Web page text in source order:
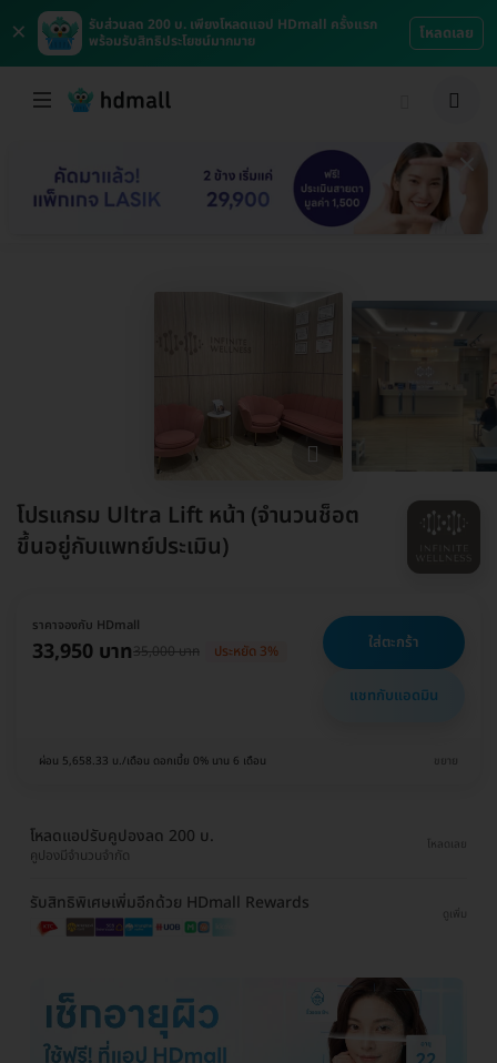
×
รับส่วนลด 200 บ. เพียงโหลดแอป HDmall ครั้งแรก
พร้อมรับสิทธิประโยชน์มากมาย
โหลดเลย
โปรแกรม Ultra Lift หน้า (จำนวนช็อต
ขึ้นอยู่กับแพทย์ประเมิน)
ราคาจองกับ HDmall
33,950 บาท35,000 บาท ประหยัด 3% ใส่ตะกร้า
แชทกับแอดมิน
ผ่อน 5,658.33 บ./เดือน ดอกเบี้ย 0% นาน 6 เดือน ขยาย
โหลดแอปรับคูปองลด 200 บ.
คูปองมีจำนวนจำกัด
โหลดเลย
รับสิทธิพิเศษเพิ่มอีกด้วย HDmall Rewards
ดูเพิ่ม